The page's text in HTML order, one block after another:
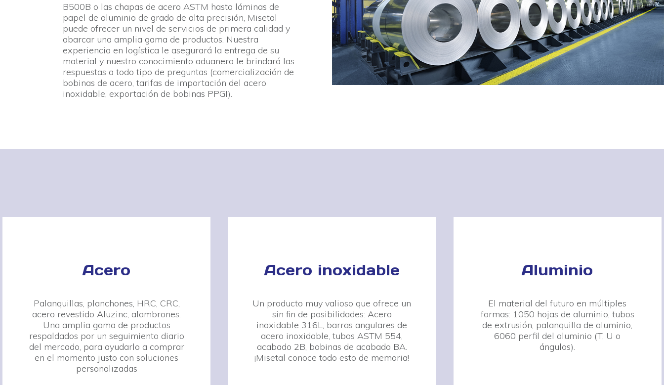
B500B o las chapas de acero ASTM hasta láminas de
papel de aluminio de grado de alta precisión, Misetal
puede ofrecer un nivel de servicios de primera calidad y
abarcar una amplia gama de productos. Nuestra
experiencia en logística le asegurará la entrega de su
material y nuestro conocimiento aduanero le brindará las
respuestas a todo tipo de preguntas (comercialización de
bobinas de acero, tarifas de importación del acero
inoxidable, exportación de bobinas PPGI).
Acero
Palanquillas, planchones, HRC, CRC,
acero revestido Aluzinc, alambrones.
Una amplia gama de productos
respaldados por un seguimiento diario
del mercado, para ayudarlo a comprar
en el momento justo con soluciones
personalizadas
Acero inoxidable
Un producto muy valioso que ofrece un
sin fin de posibilidades: Acero
inoxidable 316L, barras angulares de
acero inoxidable, tubos ASTM 554,
acabado 2B, bobinas de acabado BA.
¡Misetal conoce todo esto de memoria!
Aluminio
El material del futuro en múltiples
formas: 1050 hojas de aluminio, tubos
de extrusión, palanquilla de aluminio,
6060 perfil del aluminio (T, U o
ángulos).